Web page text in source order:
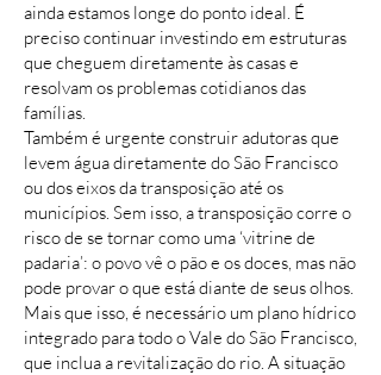
ainda estamos longe do ponto ideal. É
preciso continuar investindo em estruturas
que cheguem diretamente às casas e
resolvam os problemas cotidianos das
famílias.
Também é urgente construir adutoras que
levem água diretamente do São Francisco
ou dos eixos da transposição até os
municípios. Sem isso, a transposição corre o
risco de se tornar como uma ‘vitrine de
padaria’: o povo vê o pão e os doces, mas não
pode provar o que está diante de seus olhos.
Mais que isso, é necessário um plano hídrico
integrado para todo o Vale do São Francisco,
que inclua a revitalização do rio. A situação